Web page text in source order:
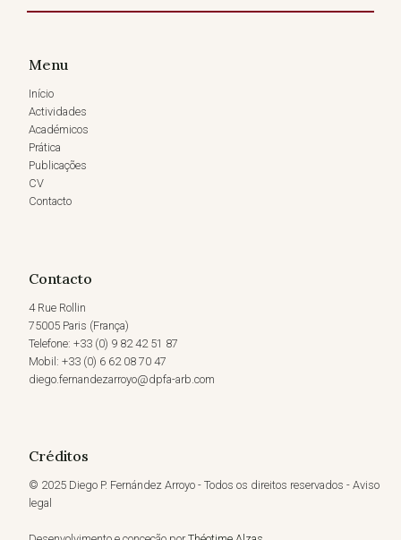
Menu
Início
Actividades
Académicos
Prática
Publicações
CV
Contacto
Contacto
4 Rue Rollin
75005 Paris (França)
Telefone: +33 (0) 9 82 42 51 87
Mobil: +33 (0) 6 62 08 70 47
diego.fernandezarroyo@dpfa-arb.com
Créditos
© 2025 Diego P. Fernández Arroyo - Todos os direitos reservados - Aviso
legal